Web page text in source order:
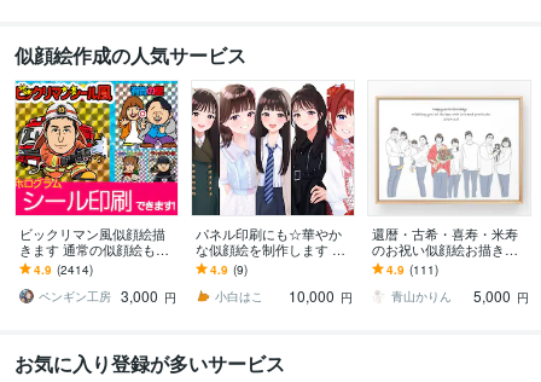
似顔絵作成の人気サービス
ビックリマン風似顔絵描
きます 通常の似顔絵も！
☆実際のシール・名刺作
成はじめました！☆
4.9 (2414)
ペンギン工房 3,000 円
パネル印刷にも☆華やか
な似顔絵を制作します 多
様なサイズに対応可◎大
切な日の一枚に。
4.9 (9)
小白はこ
10,000 円
還暦・古希・喜寿・米寿
のお祝い似顔絵お描きし
ます 別々のお写真からOK
♪大切な人へ特別な記念品
を贈りませんか？
4.9 (111)
青山かりん
5,000 円
お気に入り登録が多いサービス